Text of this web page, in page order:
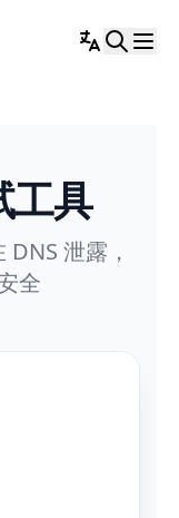
工具
泄露，
全